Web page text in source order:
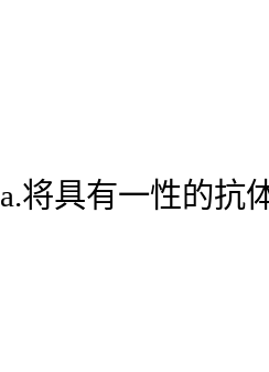
a.将具有一性的抗